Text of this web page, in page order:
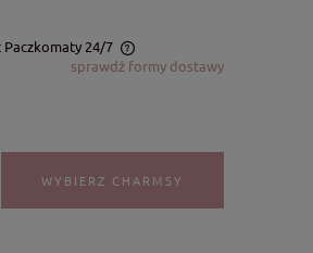
Paczkomaty 24/7
sprawdź formy dostawy
WYBIERZ CHARMSY